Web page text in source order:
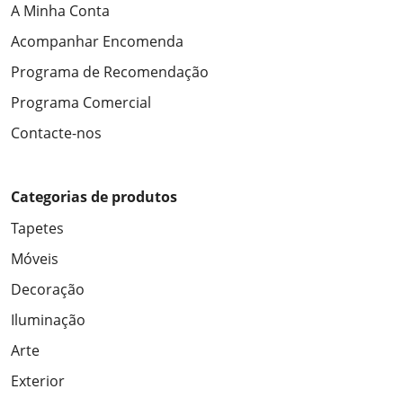
A Minha Conta
Acompanhar Encomenda
Programa de Recomendação
Programa Comercial
Contacte-nos
Categorias de produtos
Tapetes
Móveis
Decoração
Iluminação
Arte
Exterior